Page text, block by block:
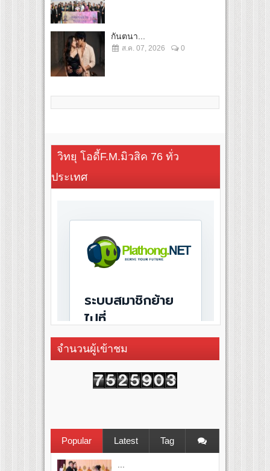
กันตนา...
ส.ค. 07, 2026 0
วิทยุ โอดี้F.M.มิวสิค 76 ทั่ว
ประเทศ
จำนวนผู้เข้าชม
Popular Latest Tag